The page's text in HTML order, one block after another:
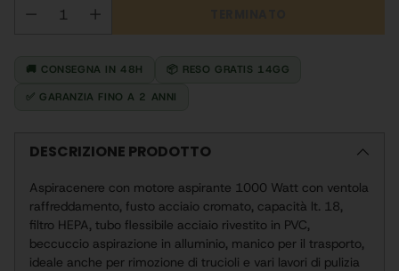
🚚 CONSEGNA IN 48H
📦 RESO GRATIS 14GG
✅ GARANZIA FINO A 2 ANNI
DESCRIZIONE PRODOTTO
Aspiracenere con motore aspirante 1000 Watt con ventola
raffreddamento, fusto acciaio cromato, capacità lt. 18,
filtro HEPA, tubo flessibile acciaio rivestito in PVC,
beccuccio aspirazione in alluminio, manico per il trasporto,
ideale anche per rimozione di trucioli e vari lavori di pulizia